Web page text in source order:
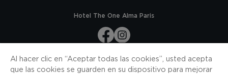
Hotel The One Alma Paris
SUSCRÍBASE A NUESTRAS NOVEDADES
Al hacer clic en “Aceptar todas las cookies”, usted acepta
que las cookies se guarden en su dispositivo para mejorar